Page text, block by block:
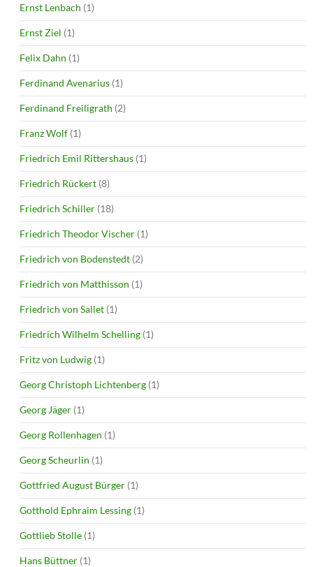
Ernst Lenbach (1)
Ernst Ziel (1)
Felix Dahn (1)
Ferdinand Avenarius (1)
Ferdinand Freiligrath (2)
Franz Wolf (1)
Friedrich Emil Rittershaus (1)
Friedrich Rückert (8)
Friedrich Schiller (18)
Friedrich Theodor Vischer (1)
Friedrich von Bodenstedt (2)
Friedrich von Matthisson (1)
Friedrich von Sallet (1)
Friedrich Wilhelm Schelling (1)
Fritz von Ludwig (1)
Georg Christoph Lichtenberg (1)
Georg Jäger (1)
Georg Rollenhagen (1)
Georg Scheurlin (1)
Gottfried August Bürger (1)
Gotthold Ephraim Lessing (1)
Gottlieb Stolle (1)
Hans Büttner (1)